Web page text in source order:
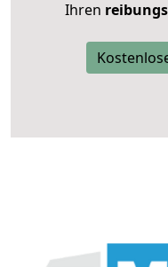
Ihren